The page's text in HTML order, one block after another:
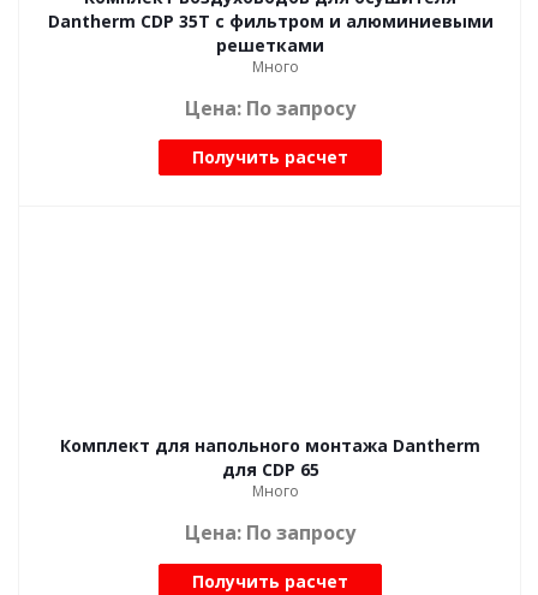
Dantherm CDP 35T с фильтром и алюминиевыми
решетками
Много
Цена: По запросу
Получить расчет
Комплект для напольного монтажа Dantherm
для CDP 65
Много
Цена: По запросу
Получить расчет